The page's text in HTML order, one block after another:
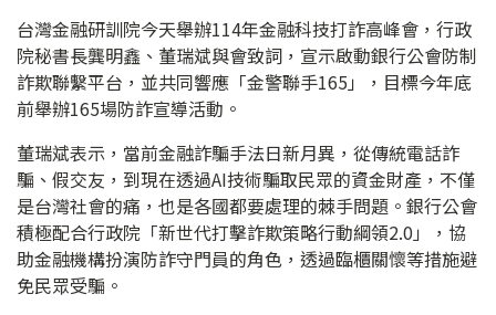
台灣金融研訓院今天舉辦114年金融科技打詐高峰會，行政
院秘書長龔明鑫、董瑞斌與會致詞，宣示啟動銀行公會防制
詐欺聯繫平台，並共同響應「金警聯手165」，目標今年底
前舉辦165場防詐宣導活動。
董瑞斌表示，當前金融詐騙手法日新月異，從傳統電話詐
騙、假交友，到現在透過AI技術騙取民眾的資金財產，不僅
是台灣社會的痛，也是各國都要處理的棘手問題。銀行公會
積極配合行政院「新世代打擊詐欺策略行動綱領2.0」，協
助金融機構扮演防詐守門員的角色，透過臨櫃關懷等措施避
免民眾受騙。